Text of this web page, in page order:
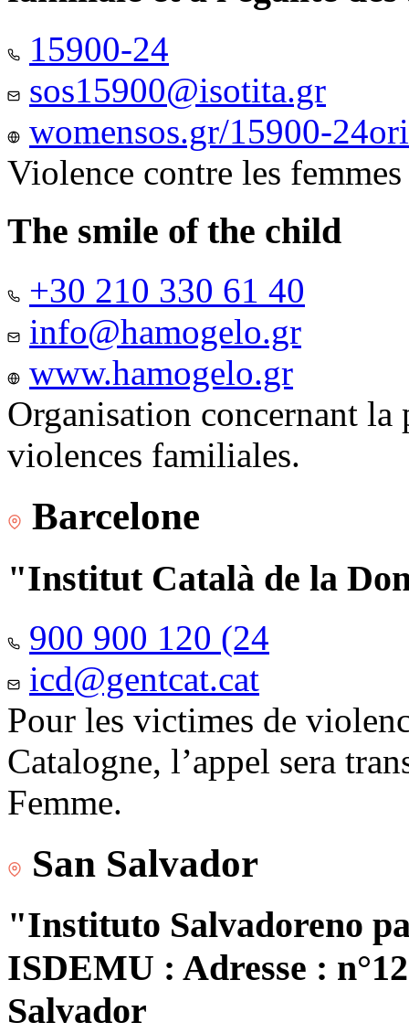
15900-24
sos15900@isotita.gr
womensos.gr/15900-
Violence contre les femmes
The smile of the child
+30 210 330 61 40
info@hamogelo.gr
www.hamogelo.gr
Organisation concernant
violences familiales.
Barcelone
"Institut Català de la
900 900 120 (24
icd@gentcat.cat
Pour les victimes de
Catalogne, l’appel sera
Femme.
San Salvador
"Instituto Salvadoreno
ISDEMU : Adresse :
Salvador